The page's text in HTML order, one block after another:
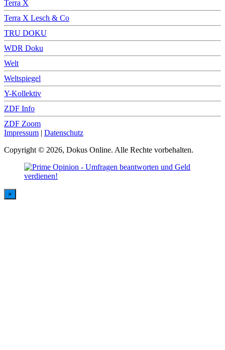
Terra X
Terra X Lesch & Co
TRU DOKU
WDR Doku
Welt
Weltspiegel
Y-Kollektiv
ZDF Info
ZDF Zoom
Impressum | Datenschutz
Copyright © 2026, Dokus Online. Alle Rechte vorbehalten.
×